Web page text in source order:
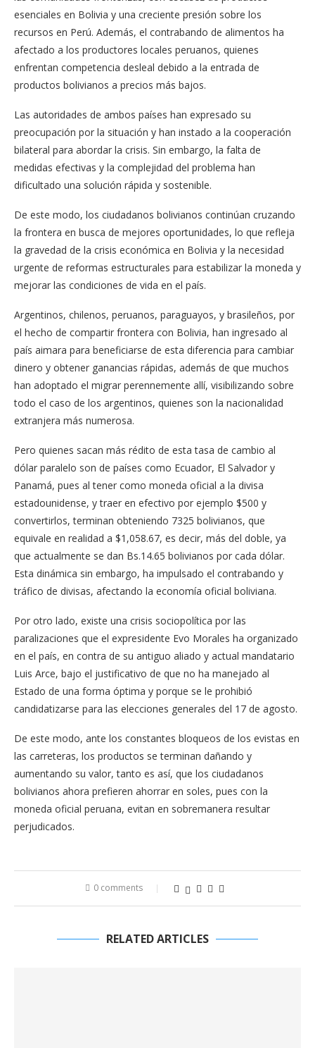
esenciales en Bolivia y una creciente presión sobre los
recursos en Perú. Además, el contrabando de alimentos ha
afectado a los productores locales peruanos, quienes
enfrentan competencia desleal debido a la entrada de
productos bolivianos a precios más bajos.
Las autoridades de ambos países han expresado su
preocupación por la situación y han instado a la cooperación
bilateral para abordar la crisis. Sin embargo, la falta de
medidas efectivas y la complejidad del problema han
dificultado una solución rápida y sostenible.
De este modo, los ciudadanos bolivianos continúan cruzando
la frontera en busca de mejores oportunidades, lo que refleja
la gravedad de la crisis económica en Bolivia y la necesidad
urgente de reformas estructurales para estabilizar la moneda y
mejorar las condiciones de vida en el país.
Argentinos, chilenos, peruanos, paraguayos, y brasileños, por
el hecho de compartir frontera con Bolivia, han ingresado al
país aimara para beneficiarse de esta diferencia para cambiar
dinero y obtener ganancias rápidas, además de que muchos
han adoptado el migrar perennemente allí, visibilizando sobre
todo el caso de los argentinos, quienes son la nacionalidad
extranjera más numerosa.
Pero quienes sacan más rédito de esta tasa de cambio al
dólar paralelo son de países como Ecuador, El Salvador y
Panamá, pues al tener como moneda oficial a la divisa
estadounidense, y traer en efectivo por ejemplo $500 y
convertirlos, terminan obteniendo 7325 bolivianos, que
equivale en realidad a $1,058.67, es decir, más del doble, ya
que actualmente se dan Bs.14.65 bolivianos por cada dólar.
Esta dinámica sin embargo, ha impulsado el contrabando y
tráfico de divisas, afectando la economía oficial boliviana.
Por otro lado, existe una crisis sociopolítica por las
paralizaciones que el expresidente Evo Morales ha organizado
en el país, en contra de su antiguo aliado y actual mandatario
Luis Arce, bajo el justificativo de que no ha manejado al
Estado de una forma óptima y porque se le prohibió
candidatizarse para las elecciones generales del 17 de agosto.
De este modo, ante los constantes bloqueos de los evistas en
las carreteras, los productos se terminan dañando y
aumentando su valor, tanto es así, que los ciudadanos
bolivianos ahora prefieren ahorrar en soles, pues con la
moneda oficial peruana, evitan en sobremanera resultar
perjudicados.
0 comments
RELATED ARTICLES